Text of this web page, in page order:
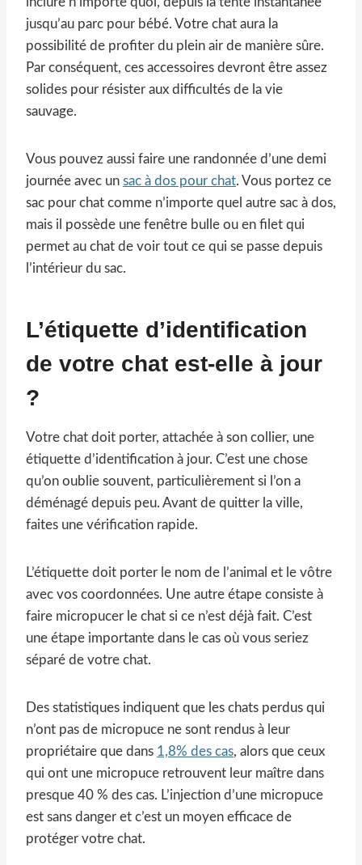
jusqu’au parc pour bébé. Votre chat aura la
possibilité de profiter du plein air de manière sûre.
Par conséquent, ces accessoires devront être assez
solides pour résister aux difficultés de la vie
sauvage.
Vous pouvez aussi faire une randonnée d’une demi
journée avec un sac à dos pour chat. Vous portez ce
sac pour chat comme n’importe quel autre sac à dos,
mais il possède une fenêtre bulle ou en filet qui
permet au chat de voir tout ce qui se passe depuis
l’intérieur du sac.
L’étiquette d’identification
de votre chat est-elle à jour
?
Votre chat doit porter, attachée à son collier, une
étiquette d’identification à jour. C’est une chose
qu’on oublie souvent, particulièrement si l’on a
déménagé depuis peu. Avant de quitter la ville,
faites une vérification rapide.
L’étiquette doit porter le nom de l’animal et le vôtre
avec vos coordonnées. Une autre étape consiste à
faire micropucer le chat si ce n’est déjà fait. C’est
une étape importante dans le cas où vous seriez
séparé de votre chat.
Des statistiques indiquent que les chats perdus qui
n’ont pas de micropuce ne sont rendus à leur
propriétaire que dans 1,8% des cas, alors que ceux
qui ont une micropuce retrouvent leur maître dans
presque 40 % des cas. L’injection d’une micropuce
est sans danger et c’est un moyen efficace de
protéger votre chat.